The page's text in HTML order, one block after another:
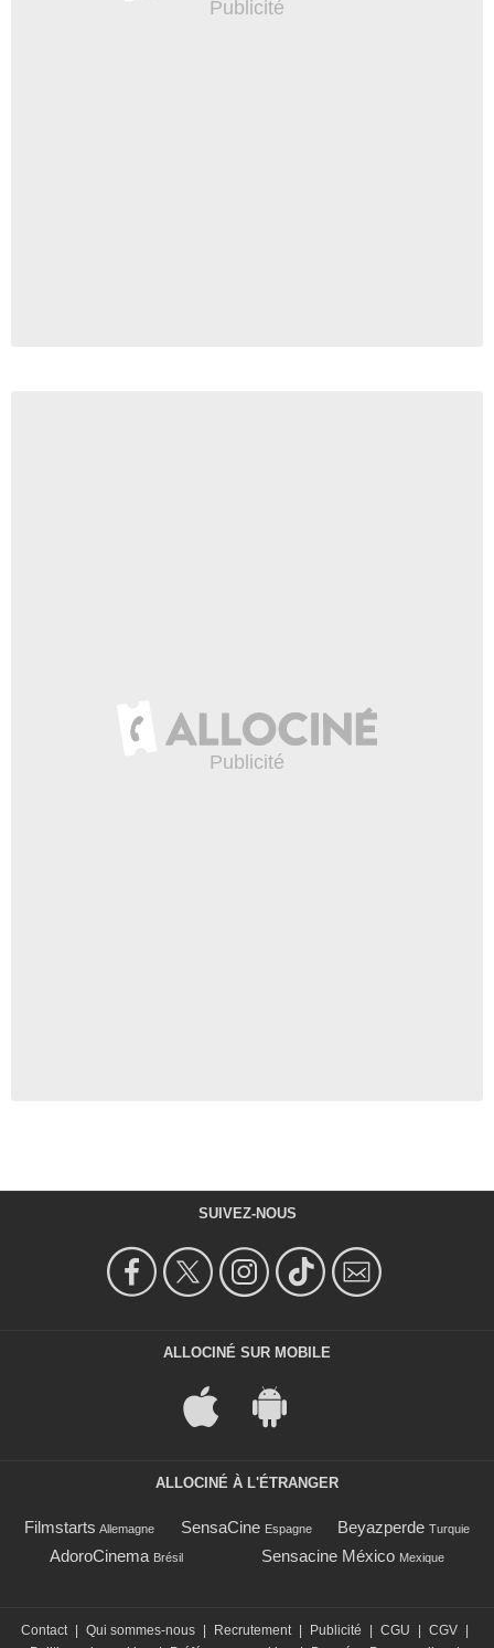
SUIVEZ-NOUS
ALLOCINÉ SUR MOBILE
ALLOCINÉ À L'ÉTRANGER
Filmstarts Allemagne SensaCine Espagne Beyazperde Turquie
AdoroCinema Brésil Sensacine México Mexique
Contact Qui sommes-nous Recrutement Publicité CGU CGV